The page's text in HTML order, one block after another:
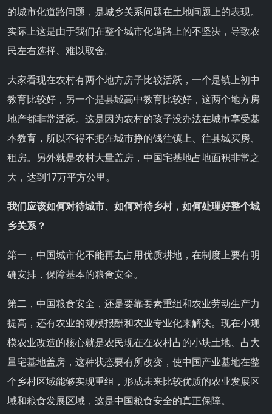
的城市化道路问题，是城乡关系问题在土地问题上的表现。
实际上这是由于我们在整个城市化道路上的不坚决，导致农
民左右选择、难以取舍。
大家看现在农村有两个地方房子比较活跃，一个是镇上初中
教育比较好，另一个是县城高中教育比较好，这两个地方房
地产都非常活跃。这是因为农村的孩子没办法在城市享受基
本教育，所以不得不把在城市挣的钱往镇上、往县城买房、
租房。另外就是农村大量盖房，中国宅基地占地面积非常之
大，达到17万平方公里。
我们应该如何对待城市、如何对待乡村，如何处理好整个城
乡关系？
第一，中国城市化不能再去占用优质耕地，在制度上要有明
确安排，保障基本的粮食安全。
第二，中国粮食安全，还是要靠要素重组和农业劳动生产力
提高，还有农业的规模报酬和农业专业化来解决。现在小规
模农业改造的核心就是农民现在在农村占的小块土地、占大
量宅基地盖房，这种状态要有所改变，使中国产业基地在整
个乡村区域能够实现重组，形成未来比较优质的农业发展区
域和粮食发展区域，这是中国粮食安全的真正保障。